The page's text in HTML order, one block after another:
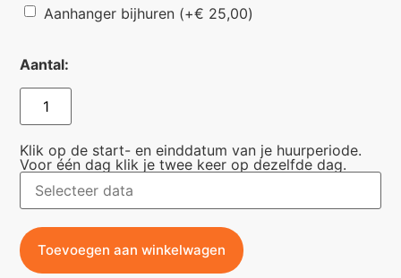
Aanhanger bijhuren (+€ 25,00)
Aantal:
Klik op de start- en einddatum van je huurperiode.
Voor één dag klik je twee keer op dezelfde dag.
Toevoegen aan winkelwagen